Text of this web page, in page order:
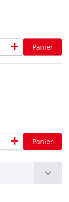
add Panier
add Panier